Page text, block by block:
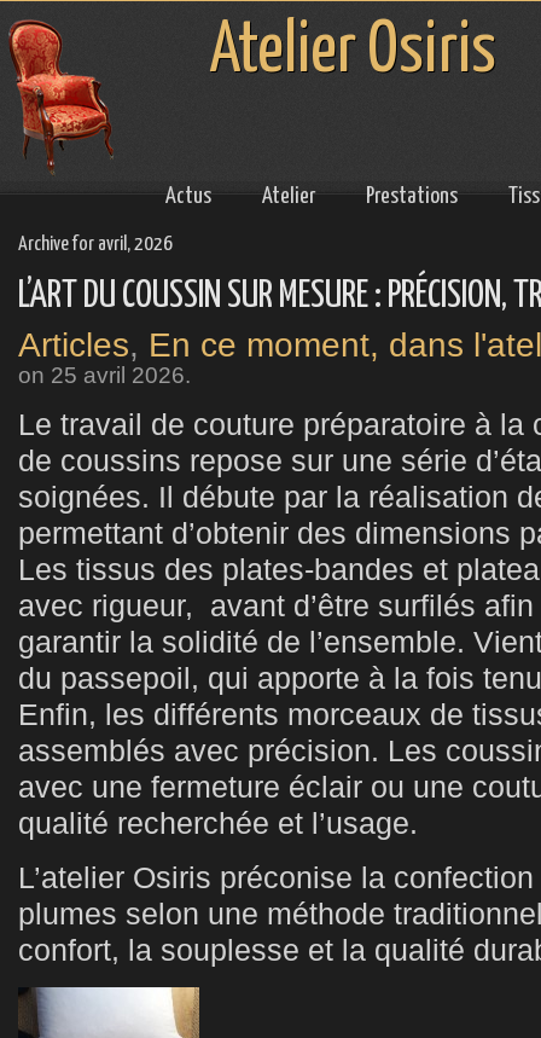
Atelier Osiris
Actus Atelier Prestations
Archive for avril, 2026
L’ART DU COUSSIN SUR MESURE : PRÉCISION,
Articles, En ce moment, dans
on 25 avril 2026.
Le travail de couture préparatoire à la
de coussins repose sur une série
soignées. Il débute par la réalisation
permettant d’obtenir des dimensions
Les tissus des plates-bandes et
avec rigueur, avant d’être surfilés afin
garantir la solidité de l’ensemble.
du passepoil, qui apporte à la fois
Enfin, les différents morceaux de
assemblés avec précision. Les
avec une fermeture éclair ou une
qualité recherchée et l’usage.
L’atelier Osiris préconise la
plumes selon une méthode
confort, la souplesse et la qualité